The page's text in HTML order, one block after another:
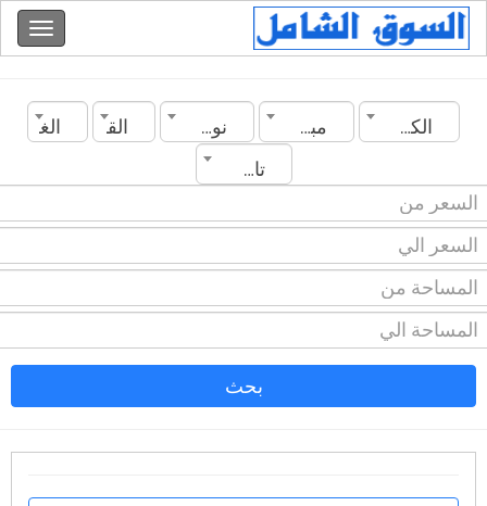
الكويت مبارك الكبير نوع العقار القسم
الغرف
تاريخ الانشاء
بحث